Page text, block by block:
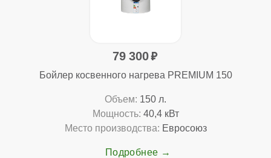
79 300
Бойлер косвенного нагрева PREMIUM 150
Объем: 150 л.
Мощность: 40,4 кВт
Место производства: Евросоюз
Подробнее